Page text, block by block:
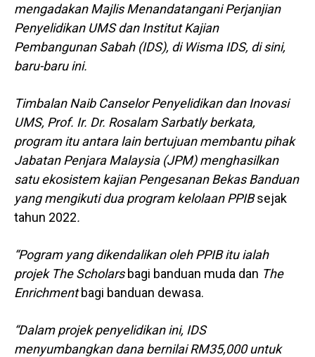
mengadakan Majlis Menandatangani Perjanjian
Penyelidikan UMS dan Institut Kajian
Pembangunan Sabah (IDS), di Wisma IDS, di sini,
baru-baru ini.
Timbalan Naib Canselor Penyelidikan dan Inovasi
UMS, Prof. Ir. Dr. Rosalam Sarbatly berkata,
program itu antara lain bertujuan membantu pihak
Jabatan Penjara Malaysia (JPM) menghasilkan
satu ekosistem kajian Pengesanan Bekas Banduan
yang mengikuti dua program kelolaan PPIBsejak
tahun 2022.
“Pogram yang dikendalikan oleh PPIB itu ialah
projek The Scholarsbagi banduan muda dan The
Enrichmentbagi banduan dewasa.
“Dalam projek penyelidikan ini, IDS
menyumbangkan dana bernilai RM35,000 untuk